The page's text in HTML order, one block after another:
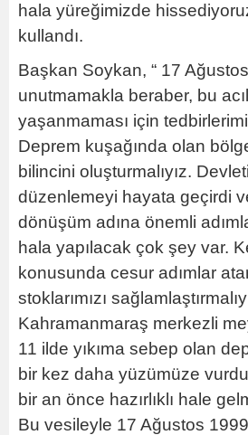
hala yüreğimizde
kullandı.
Başkan Soykan, “ 17
unutmamakla beraber, bu
yaşanmaması için
Deprem kuşağında olan
bilincini oluşturmalıyız.
düzenlemeyi hayata geçirdi
dönüşüm adına önemli
hala yapılacak çok şey var.
konusunda cesur adımlar
stoklarımızı
Kahramanmaraş merkezli
11 ilde yıkıma sebep olan
bir kez daha yüzümüze
bir an önce hazırlıklı hale
Bu vesileyle 17 Ağustos